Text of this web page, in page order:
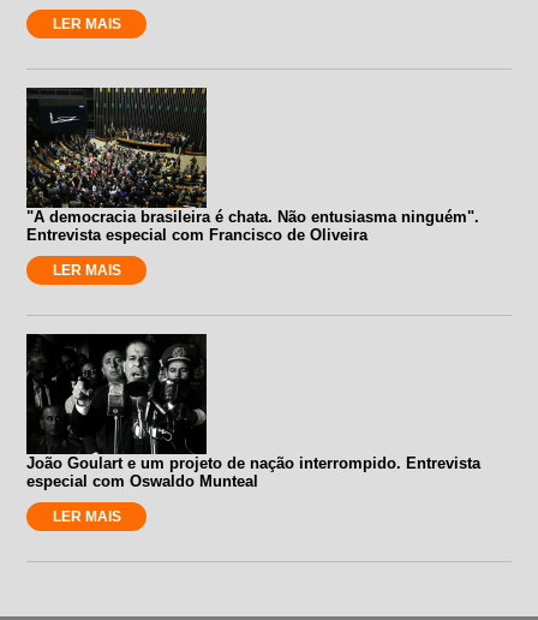
LER MAIS
"A democracia brasileira é chata. Não entusiasma ninguém".
Entrevista especial com Francisco de Oliveira
LER MAIS
João Goulart e um projeto de nação interrompido. Entrevista
especial com Oswaldo Munteal
LER MAIS